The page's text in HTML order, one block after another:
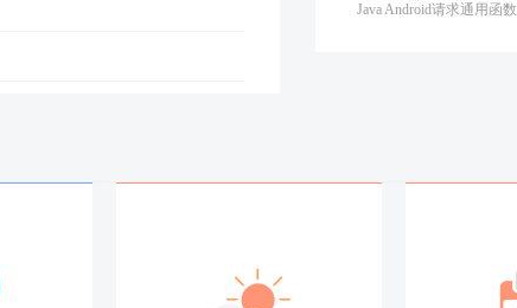
Java Android请求通用函数